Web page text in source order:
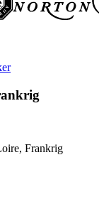
Frankrig